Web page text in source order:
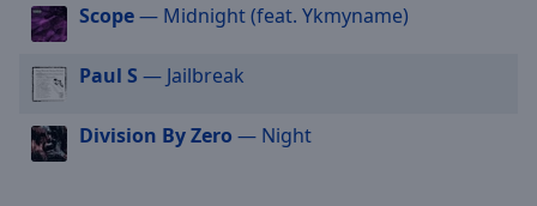
cancel
and
close
window.
Scope— Midnight (feat. Ykmyname)
Paul S — Jailbreak
Division By Zero — Night